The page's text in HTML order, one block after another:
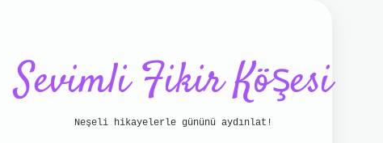
Sevimli Fikir Köşesi
Neşeli hikayelerle gününü aydınlat!